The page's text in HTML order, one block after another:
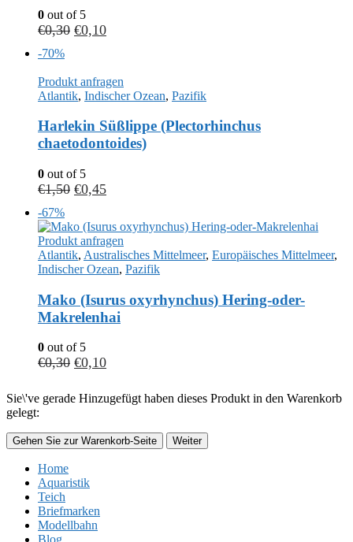
0 out of 5
€0,30 €0,10
-70%
Produkt anfragen
Atlantik, Indischer Ozean, Pazifik
Harlekin Süßlippe (Plectorhinchus
chaetodontoides)
0 out of 5
€1,50 €0,45
-67%
Produkt anfragen
Atlantik, Australisches Mittelmeer, Europäisches Mittelmeer,
Indischer Ozean, Pazifik
Mako (Isurus oxyrhynchus) Hering-oder-
Makrelenhai
0 out of 5
€0,30 €0,10
Sie\'ve gerade Hinzugefügt haben dieses Produkt in den Warenkorb
gelegt:
Gehen Sie zur Warenkorb-Seite Weiter
Home
Aquaristik
Teich
Briefmarken
Modellbahn